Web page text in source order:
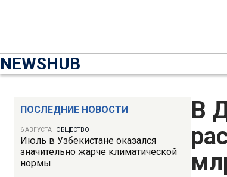
NEWSHUB
ПОСЛЕДНИЕ НОВОСТИ
6 АВГУСТА ОБЩЕСТВО
Июль в Узбекистане оказался
значительно жарче климатической
нормы
В